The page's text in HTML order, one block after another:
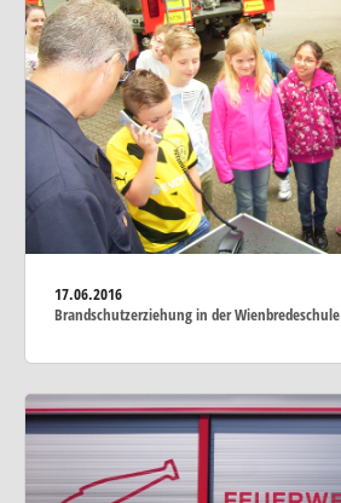
17.06.2016
Brandschutzerziehung in der Wienbredeschule